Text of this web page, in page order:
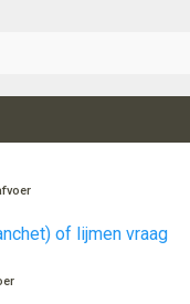
of lijmen vraag